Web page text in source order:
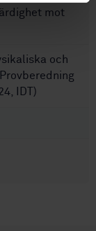
mot
och
IDT)